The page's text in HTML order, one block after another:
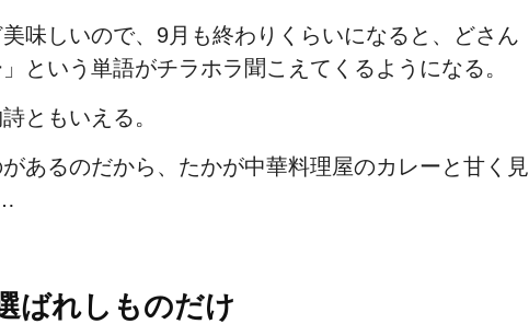
味しいので、9月も終わりくらいになると、どさん
という単語がチラホラ聞こえてくるようになる。
ともいえる。
あるのだから、たかが中華料理屋のカレーと甘く見
ばれしものだけ